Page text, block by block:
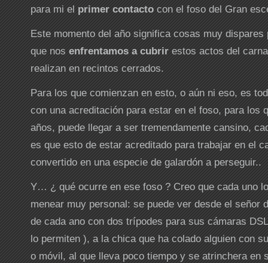
para mi elprimer contactocon el foso del Gran
Este momento del año significa cosas muy dispares
que nosenfrentamos a cubrirestos actos del
realizan en recintos cerrados.
Para los que comienzan en esto, o aún ni eso, es
con una acreditación para estar en el foso, para los
años, puede llegar a ser tremendamente cansino,
es que esto de estar acreditado para trabajar en el
convertido en una especie de galardón a perseguir..
Y… ¿ qué ocurre en ese foso ? Creo que cada uno
menear muy personal: se puede ver desde el señor
de cada ano con dos trípodes para sus cámaras
lo permiten ), a la chica que ha colado alguien con
o móvil, al que lleva poco tiempo y se atrinchera en